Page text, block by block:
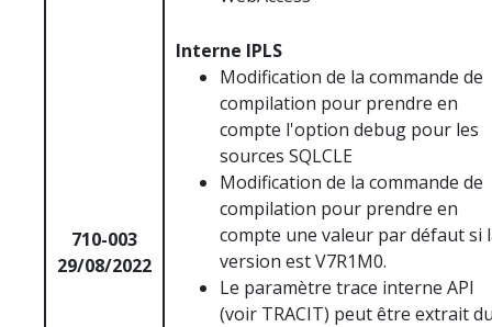
710-003
29/08/2022
Interne IPLS
Modification de la commande de
compilation pour prendre en
compte l'option debug pour les
sources SQLCLE
Modification de la commande de
compilation pour prendre en
compte une valeur par défaut si
version est V7R1M0.
Le paramètre trace interne API
(voir TRACIT) peut être extrait